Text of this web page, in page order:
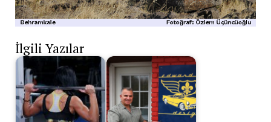
İlgili Yazılar